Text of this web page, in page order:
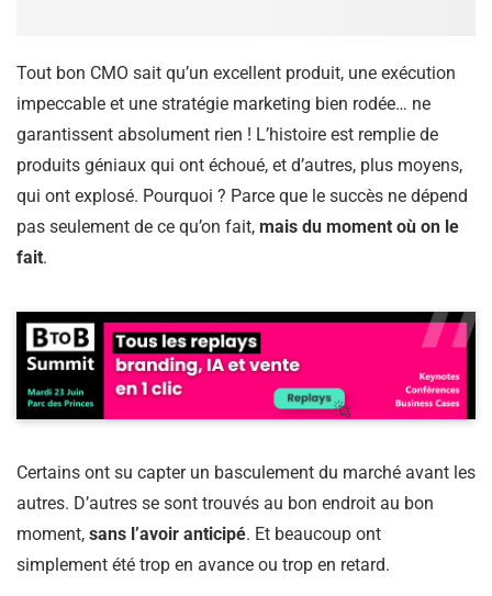
Tout bon CMO sait qu’un excellent produit, une exécution
impeccable et une stratégie marketing bien rodée… ne
garantissent absolument rien ! L’histoire est remplie de
produits géniaux qui ont échoué, et d’autres, plus moyens,
qui ont explosé. Pourquoi ? Parce que le succès ne dépend
pas seulement de ce qu’on fait, mais du moment où on le
fait.
Certains ont su capter un basculement du marché avant les
autres. D’autres se sont trouvés au bon endroit au bon
moment, sans l’avoir anticipé. Et beaucoup ont
simplement été trop en avance ou trop en retard.